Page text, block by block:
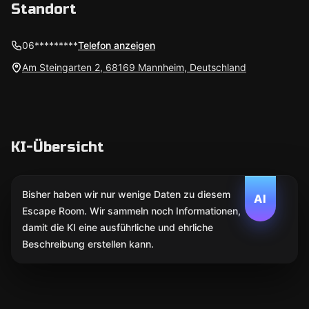
Standort
06*********Telefon anzeigen
Am Steingarten 2, 68169 Mannheim, Deutschland
KI-Übersicht
AI
Bisher haben wir nur wenige Daten zu diesem
Escape Room. Wir sammeln noch Informationen,
damit die KI eine ausführliche und ehrliche
Beschreibung erstellen kann.